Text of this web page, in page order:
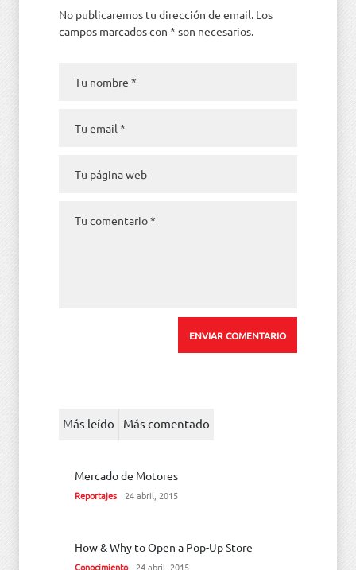
No publicaremos tu dirección de email. Los
campos marcados con * son necesarios.
Más leído Más comentado
Mercado de Motores
Reportajes 24 abril, 2015
How & Why to Open a Pop-Up Store
Conocimiento 24 abril, 2015